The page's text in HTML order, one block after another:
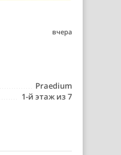
вчера
Praedium
1-й этаж из 7